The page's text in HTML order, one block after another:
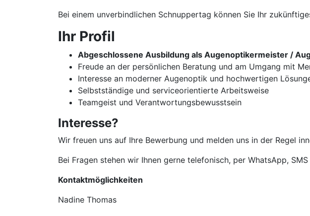
Bei einem unverbindlichen Schnuppertag können Sie Ihr
Ihr Profil
Abgeschlossene Ausbildung als Augenoptikermeister /
Freude an der persönlichen Beratung und am Umgang mit
Interesse an moderner Augenoptik und hochwertigen
Selbstständige und serviceorientierte Arbeitsweise
Teamgeist und Verantwortungsbewusstsein
Interesse?
Wir freuen uns auf Ihre Bewerbung und melden uns in der Regel
Bei Fragen stehen wir Ihnen gerne telefonisch, per WhatsApp,
Kontaktmöglichkeiten
Nadine Thomas